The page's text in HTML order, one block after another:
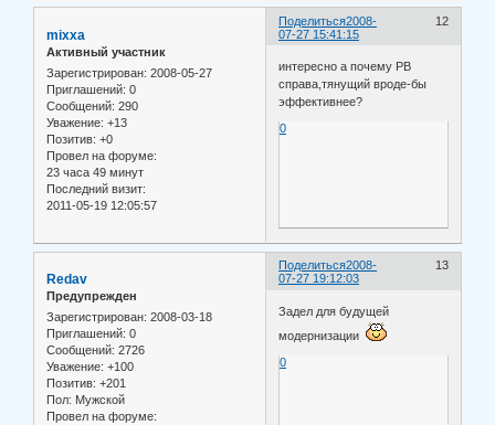
Поделиться 12
2008-
07-27 15:41:15
mixxa
Активный участник
Зарегистрирован: 2008-05-27
Приглашений: 0
Сообщений: 290
Уважение: +13
Позитив: +0
Провел на форуме:
23 часа 49 минут
Последний визит:
2011-05-19 12:05:57
интересно а почему РВ
справа,тянущий вроде-бы
эффективнее?
0
Поделиться 13
2008-
07-27 19:12:03
Redav
Предупрежден
Зарегистрирован: 2008-03-18
Приглашений: 0
Сообщений: 2726
Уважение: +100
Позитив: +201
Пол: Мужской
Провел на форуме:
Задел для будущей
модернизации
0